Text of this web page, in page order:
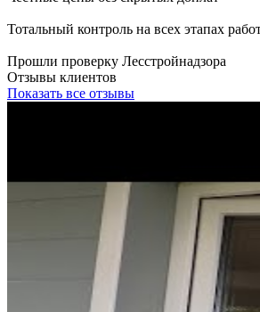
Тотальный контроль на всех этапах
Прошли проверку Лесстройнадзора
Отзывы клиентов
Показать все отзывы